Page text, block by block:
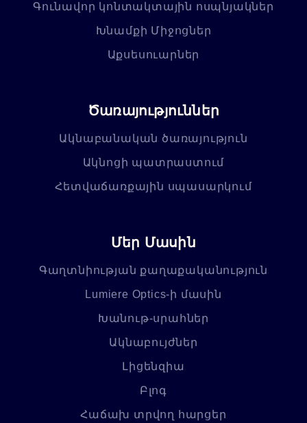
Գունավոր կոնտակտային ոսպնյակներ
Խնամքի Միջոցներ
Աքսեսուարներ
Ծառայություններ
Ակնաբանական ծառայություն
Ակնոցի պատրաստում
Հետվաճառքային սպասարկում
Մեր Մասին
Գաղտնիության քաղաքականություն
Lumiere Optics-ի մասին
Խանութ-սրահներ
Ակնաբույժներ
Լիցենզիա
Բլոգ
Հաճախ տրվող հարցեր